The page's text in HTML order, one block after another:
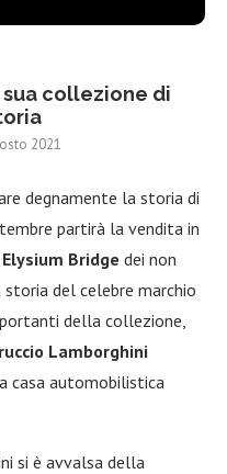
collezione di
2021
degnamente la storia di
partirà la vendita in
Elysium Bridge dei non
del celebre marchio
della collezione,
Lamborghini
casa automobilistica
si è avvalsa della